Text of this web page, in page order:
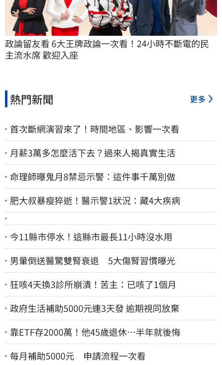
政論留友看 6大王牌政論一次看！24小時不斷電的民
主流水席 歡迎入座
熱門新聞 更多
首次斷網演習來了！時間地區、影響一次看
月薪3萬多怎麼活下去？過來人揭真實生活
命理師曝鬼月8禁忌示警：這件事千萬別做
肥大叔暴瘦猝逝！醫示警1狀況：藏4大疾病
今11縣市停水！這縣市最長11小時沒水用
男暈倒送醫驚雙腎衰退 5大傷腎習慣曝光
狂咳4天換3診所崩潰！苦主：已咳了1個月
政府生活補助5000元連3天發 逾期視同放棄
靠ETF存2000萬！他45歲退休…半年就後悔
每月補助5000元 申請流程一次看